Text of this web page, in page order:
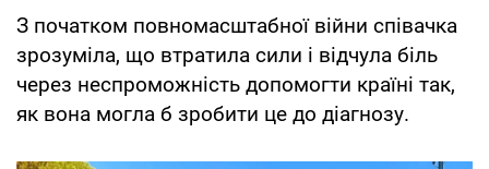
З початком повномасштабної війни співачка
зрозуміла, що втратила сили і відчула біль
через неспроможність допомогти країні так,
як вона могла б зробити це до діагнозу.